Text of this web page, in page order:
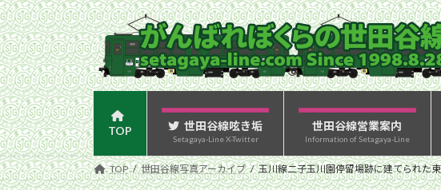
コ
ン
テ
ン
ツ
へ
ス
キ
ッ
プ
ナ
ビ
ゲ
ー
シ
ョ
ン
に
移
動
TOP 世田谷線呟き垢
Setagaya-Line X-Twitter
世田谷線営業案内
Information of Setagaya-Line
TOP 世田谷線写真アーカイブ 玉川線二子玉川園停留場跡に建てられた